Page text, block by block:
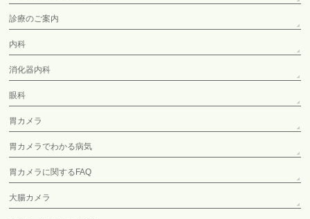
診療のご案内
内科
消化器内科
眼科
胃カメラ
胃カメラでわかる病気
胃カメラに関するFAQ
大腸カメラ